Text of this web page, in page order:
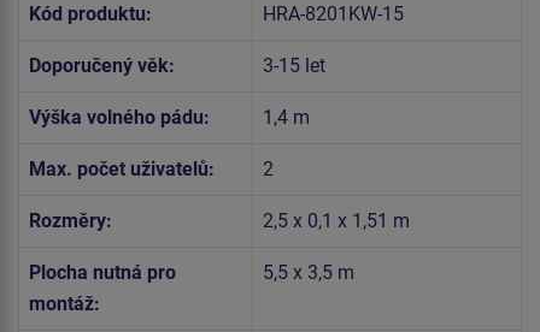
Kód produktu: HRA-8201KW-15
Doporučený věk: 3-15 let
Výška volného pádu: 1,4 m
Max. počet uživatelů: 2
Rozměry: 2,5 x 0,1 x 1,51 m
Plocha nutná pro
montáž:
5,5 x 3,5 m